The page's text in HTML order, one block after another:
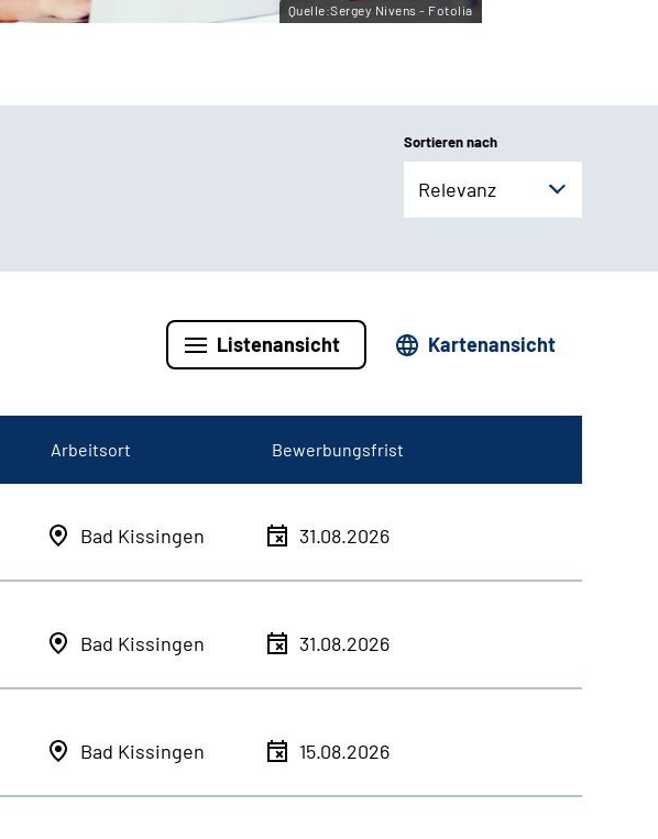
Quelle:Sergey Nivens - Fotolia
Sortieren nach
Relevanz
Listenansicht Kartenansicht
Arbeitsort Bewerbungsfrist
Bad Kissingen 31.08.2026
Bad Kissingen 31.08.2026
Bad Kissingen 15.08.2026